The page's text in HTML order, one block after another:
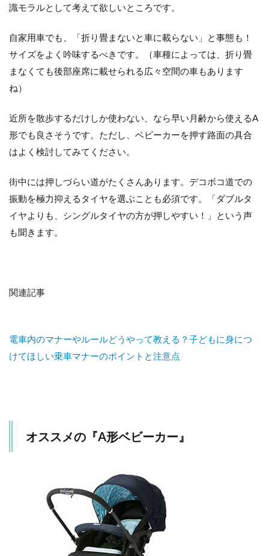
識モラルとして考えて欲しいところです。
自家用車でも、「折り畳まないと車に載らない」と事態も！
サイズをよく吟味するべきです。（車種によっては、折り畳
まなくても後部座席に載せられる広々空間の車もあります
ね）
近所を散歩するだけしか使わない、なら早い月齢から使えるA
形でも良さそうです。ただし、ベビーカーを押す路面の具合
はよく検討してみてください。
街中には押しづらい道がたくさんあります。デコボコ道での
振動を極力抑えるタイヤを選ぶことも必須です。「ダブルタ
イヤよりも、シングルタイヤの方が押しやすい！」という声
も聞きます。
関連記事
電車内のマナーやルールどうやって教える？子どもに身につ
けてほしい乗車マナーのポイントと注意点
オススメの『A形ベビーカー』